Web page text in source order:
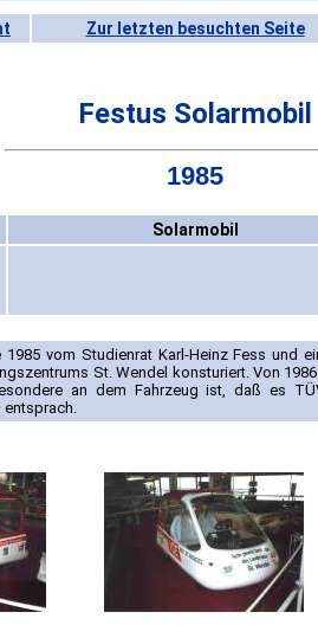
Zur letzten besuchten Seite
Festus Solarmobil
1985
Solarmobil
vom Studienrat Karl-Heinz Fess und
St. Wendel konsturiert. Von
an dem Fahrzeug ist, daß es
entsprach.